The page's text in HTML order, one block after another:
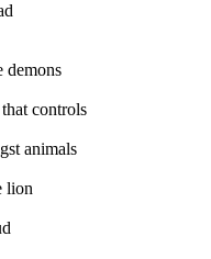
demons
controls
animals
lion